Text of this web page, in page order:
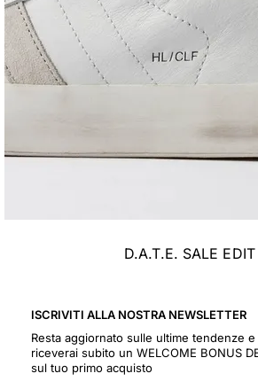
D.A.T.E. SALE EDIT
ISCRIVITI ALLA NOSTRA NEWSLETTER
Resta aggiornato sulle ultime tendenze
riceverai subito un WELCOME BONUS
sul tuo primo acquisto